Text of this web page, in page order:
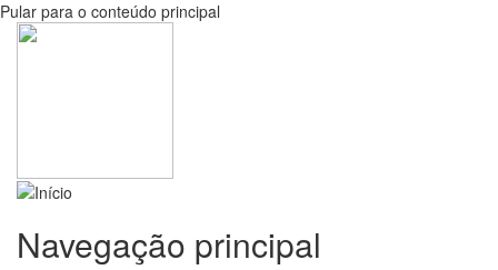
Pular para o conteúdo principal
Navegação principal